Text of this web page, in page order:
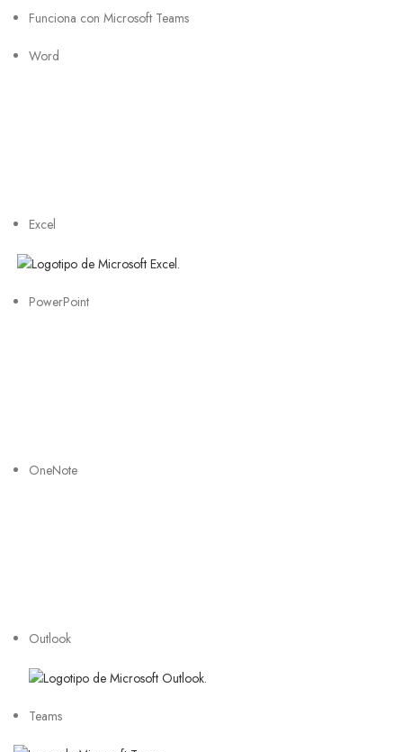
Funciona con Microsoft Teams
Word
Excel
PowerPoint
OneNote
Outlook
Teams